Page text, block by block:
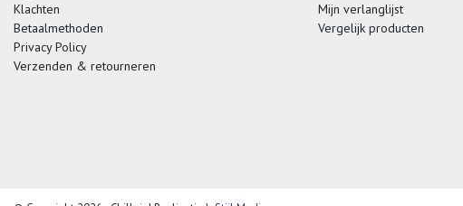
Klachten
Betaalmethoden
Privacy Policy
Verzenden & retourneren
Mijn verlanglijst
Vergelijk producten